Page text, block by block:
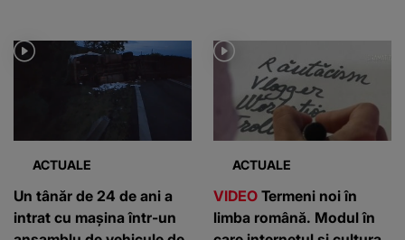
ACTUALE
Un tânăr de 24 de ani a
intrat cu mașina într-un
ACTUALE
VIDEO Termeni noi în
limba română. Modul în